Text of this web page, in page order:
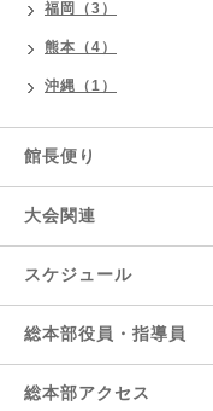
福岡（3）
熊本（4）
沖縄（1）
館長便り
大会関連
スケジュール
総本部役員・指導員
総本部アクセス